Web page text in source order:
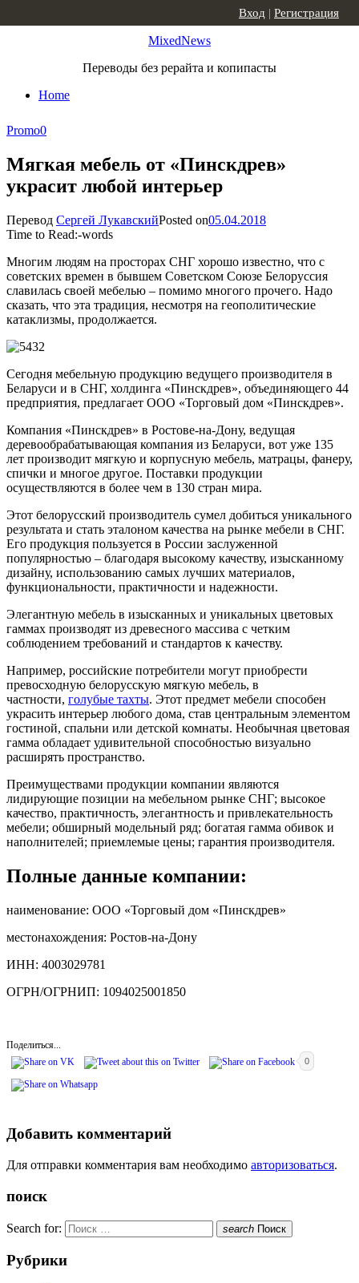
MixedNews
Переводы без рерайта и копипасты
Home
Вход | Регистрация
Promo0
Мягкая мебель от «Пинскдрев»
украсит любой интерьер
Перевод Сергей ЛукавскийPosted on05.04.2018
Time to Read:-words
Многим людям на просторах СНГ хорошо известно, что с
советских времен в бывшем Советском Союзе Белоруссия
славилась своей мебелью – помимо многого прочего. Надо
сказать, что эта традиция, несмотря на геополитические
катаклизмы, продолжается.
Сегодня мебельную продукцию ведущего производителя в
Беларуси и в СНГ, холдинга «Пинскдрев», объединяющего 44
предприятия, предлагает ООО «Торговый дом «Пинскдрев».
Компания «Пинскдрев» в Ростове-на-Дону, ведущая
деревообрабатывающая компания из Беларуси, вот уже 135
лет производит мягкую и корпусную мебель, матрацы, фанеру,
спички и многое другое. Поставки продукции
осуществляются в более чем в 130 стран мира.
Этот белорусский производитель сумел добиться уникального
результата и стать эталоном качества на рынке мебели в СНГ.
Его продукция пользуется в России заслуженной
популярностью – благодаря высокому качеству, изысканному
дизайну, использованию самых лучших материалов,
функциональности, практичности и надежности.
Элегантную мебель в изысканных и уникальных цветовых
гаммах производят из древесного массива с четким
соблюдением требований и стандартов к качеству.
Например, российские потребители могут приобрести
превосходную белорусскую мягкую мебель, в
частности, голубые тахты. Этот предмет мебели способен
украсить интерьер любого дома, став центральным элементом
гостиной, спальни или детской комнаты. Необычная цветовая
гамма обладает удивительной способностью визуально
расширять пространство.
Преимуществами продукции компании являются
лидирующие позиции на мебельном рынке СНГ; высокое
качество, практичность, элегантность и привлекательность
мебели; обширный модельный ряд; богатая гамма обивок и
наполнителей; приемлемые цены; гарантия производителя.
Полные данные компании:
наименование: ООО «Торговый дом «Пинскдрев»
местонахождения: Ростов-на-Дону
ИНН: 4003029781
ОГРН/ОГРНИП: 1094025001850
Поделиться...
0
Добавить комментарий
Для отправки комментария вам необходимо авторизоваться.
поиск
Search for: search Поиск
Рубрики